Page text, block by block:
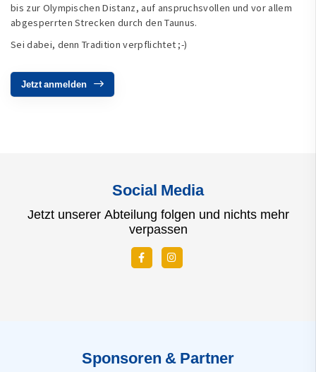
bis zur Olympischen Distanz, auf anspruchsvollen und vor allem
abgesperrten Strecken durch den Taunus.
Sei dabei, denn Tradition verpflichtet ;-)
Jetzt anmelden
Social Media
Jetzt unserer Abteilung folgen und nichts mehr
verpassen
Sponsoren & Partner